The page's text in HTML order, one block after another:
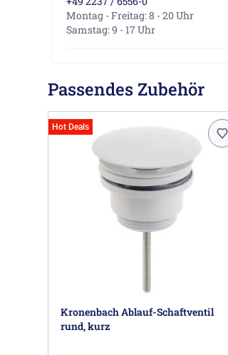
Montag - Freitag: 8 - 20 Uhr
Samstag: 9 - 17 Uhr
Passendes Zubehör
Hot Deals
Kronenbach Ablauf-Schaftventil
rund, kurz